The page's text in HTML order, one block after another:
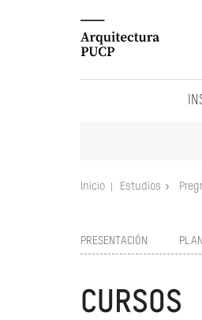
Inicio Estudios
PRESENTACIÓN
CURSOS